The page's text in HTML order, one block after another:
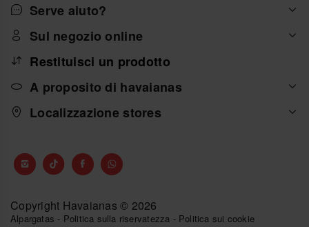
Serve aiuto?
Sul negozio online
Restituisci un prodotto
A proposito di havaianas
Localizzazione stores
Copyright Havaianas © 2026
Alpargatas - Politica sulla riservatezza - Politica sui cookie